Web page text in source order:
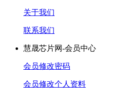
关于我们
联系我们
慧晟芯片网-会员中心
会员修改密码
会员修改个人资料